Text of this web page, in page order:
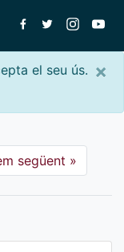
×
el seu ús.
següent »